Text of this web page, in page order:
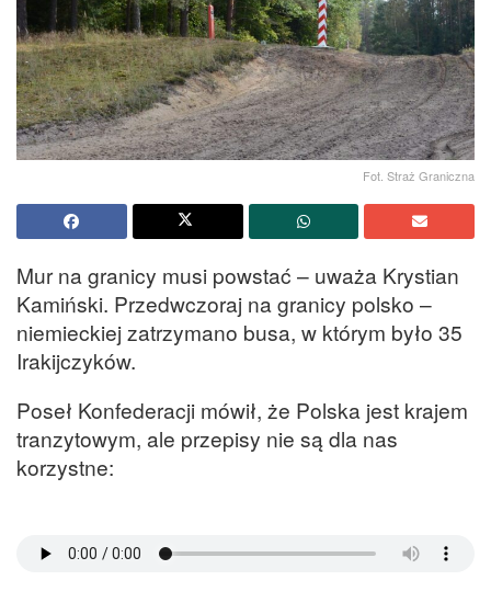
Fot. Straż Graniczna
Mur na granicy musi powstać – uważa Krystian
Kamiński. Przedwczoraj na granicy polsko –
niemieckiej zatrzymano busa, w którym było 35
Irakijczyków.
Poseł Konfederacji mówił, że Polska jest krajem
tranzytowym, ale przepisy nie są dla nas
korzystne: